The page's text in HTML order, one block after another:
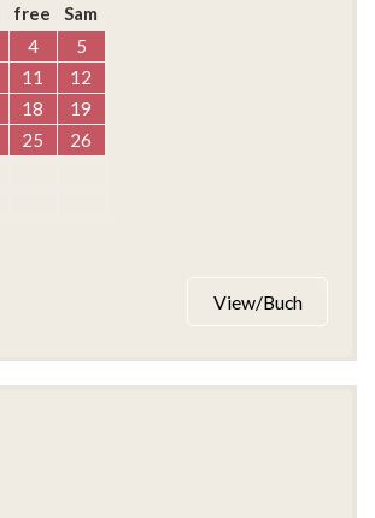
View/Buch
free
Sam
4
5
11
12
18
19
25
26